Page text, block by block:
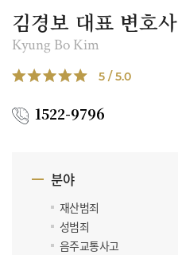
김경보 대표 변호사
Kyung Bo Kim
5 / 5.0
1522-9796
분야
재산범죄
성범죄
음주교통사고